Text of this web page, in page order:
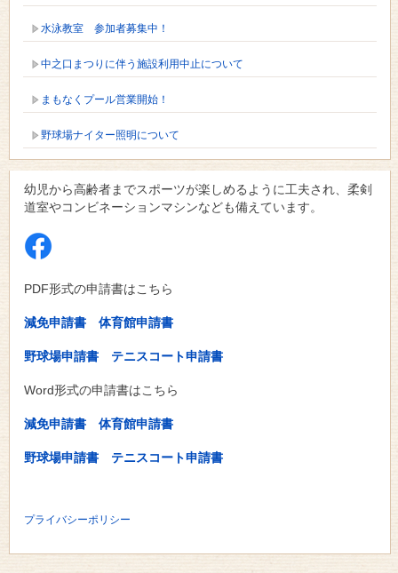
水泳教室 参加者募集中！
中之口まつりに伴う施設利用中止について
まもなくプール営業開始！
野球場ナイター照明について
幼児から高齢者までスポーツが楽しめるように工夫され、柔剣
道室やコンビネーションマシンなども備えています。
PDF形式の申請書はこちら
減免申請書 体育館申請書
野球場申請書 テニスコート申請書
Word形式の申請書はこちら
減免申請書 体育館申請書
野球場申請書 テニスコート申請書
プライバシーポリシー